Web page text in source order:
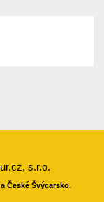
s.r.o.
České Švýcarsko.